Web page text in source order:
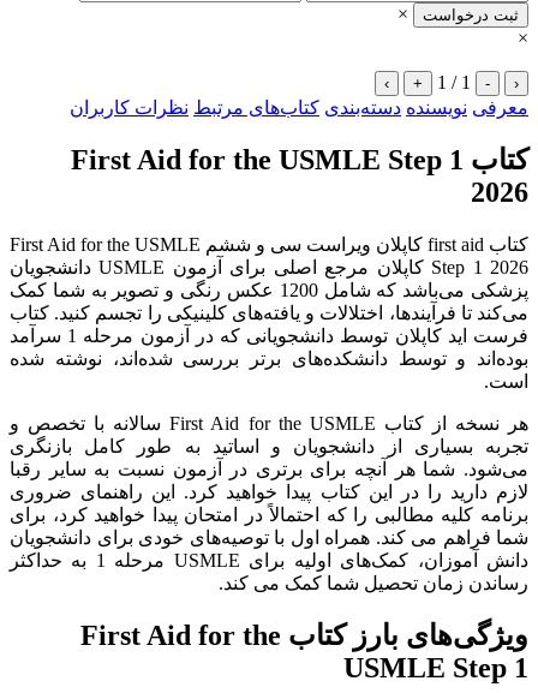
ثبت درخواست
×
×
‹
-
1 / 1
+
›
معرفی نویسنده دسته‌بندی کتاب‌های مرتبط نظرات کاربران
کتاب First Aid for the USMLE Step 1
2026
کتاب first aid کاپلان ویراست سی و ششم First Aid for the USMLE
Step 1 2026 کاپلان مرجع اصلی برای آزمون USMLE دانشجویان
پزشکی می‌باشد که شامل 1200 عکس رنگی و تصویر به شما کمک
می‌کند تا فرآیندها، اختلالات و یافته‌های کلینیکی را تجسم کنید. کتاب
فرست اید کاپلان توسط دانشجویانی که در آزمون مرحله 1 سرآمد
بوده‌اند و توسط دانشکده‌های برتر بررسی شده‌اند، نوشته شده
است.
هر نسخه از کتاب First Aid for the USMLE سالانه با تخصص و
تجربه بسیاری از دانشجویان و اساتید به طور کامل بازنگری
می‌شود. شما هر آنچه برای برتری در آزمون نسبت به سایر رقبا
لازم دارید را در این کتاب پیدا خواهید کرد. این راهنمای ضروری
برنامه کلیه مطالبی را که احتمالاً در امتحان پیدا خواهید کرد، برای
شما فراهم می کند. همراه اول با توصیه‌های خودی برای دانشجویان
دانش آموزان، کمک‌های اولیه برای USMLE مرحله 1 به حداکثر
رساندن زمان تحصیل شما کمک می کند.
ویژگی‌های بارز کتاب First Aid for the
USMLE Step 1